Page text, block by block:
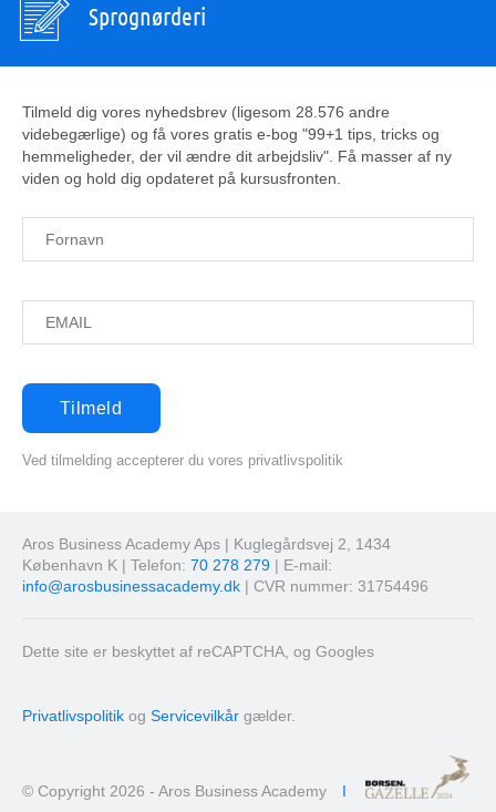
Sprognørderi
Tilmeld dig vores nyhedsbrev (ligesom 28.576 andre
videbegærlige) og få vores gratis e-bog "99+1 tips, tricks og
hemmeligheder, der vil ændre dit arbejdsliv". Få masser af ny
viden og hold dig opdateret på kursusfronten.
Ved tilmelding accepterer du vores privatlivspolitik
Aros Business Academy Aps | Kuglegårdsvej 2, 1434
København K | Telefon: 70 278 279 | E-mail:
info@arosbusinessacademy.dk | CVR nummer: 31754496
Dette site er beskyttet af reCAPTCHA, og Googles
Privatlivspolitik og Servicevilkår gælder.
© Copyright 2026 - Aros Business Academy I